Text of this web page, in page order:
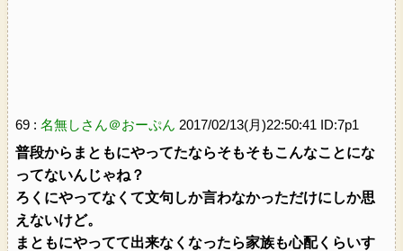
69 : 名無しさん＠おーぷん 2017/02/13(月)22:50:41 ID:7p1
普段からまともにやってたならそもそもこんなことにな
ってないんじゃね？
ろくにやってなくて文句しか言わなかっただけにしか思
えないけど。
まともにやってて出来なくなったら家族も心配くらいす